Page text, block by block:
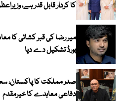
کا کردار قابل قدر ہے،
میر رضا کی قبر کشائی کا
بورڈ تشکیل دے دیا
صدر مملکت کا پاکستان،
دفاعی معاہدے کا خیرمقدم